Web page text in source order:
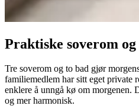
Praktiske soverom og
Tre soverom og to bad gjør
familiemedlem har sitt eget private
enklere å unngå kø om morgenen.
og mer harmonisk.